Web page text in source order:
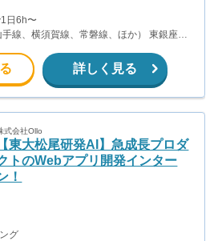
日6h〜
線、横須賀線、常磐線、ほか） 東銀座駅
詳しく見る
式会社Ollo
【東大松尾研発AI】急成長プロダ
トのWebアプリ開発インター
！
グ